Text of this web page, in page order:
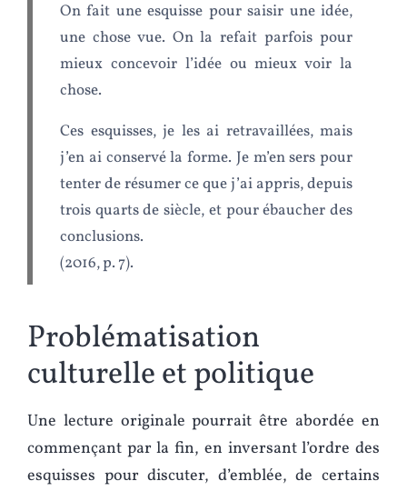
On fait une esquisse pour saisir une idée,
une chose vue. On la refait parfois pour
mieux concevoir l’idée ou mieux voir la
chose.
Ces esquisses, je les ai retravaillées, mais
j’en ai conservé la forme. Je m’en sers pour
tenter de résumer ce que j’ai appris, depuis
trois quarts de siècle, et pour ébaucher des
conclusions.
(2016, p. 7).
Problématisation
culturelle et politique
Une lecture originale pourrait être abordée en
commençant par la fin, en inversant l’ordre des
esquisses pour discuter, d’emblée, de certains